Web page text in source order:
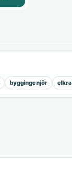
byggingenjör